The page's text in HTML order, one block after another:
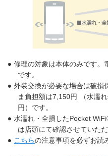
● 修理の対象は本体のみです。
です。
● 外装交換が必要な場合は破損
ま負担額は7,150円 （水濡
円 ）です。
● 水濡れ・全損したPocket
は店頭にて確認させていただ
● こちらの注意事項を必ずお読